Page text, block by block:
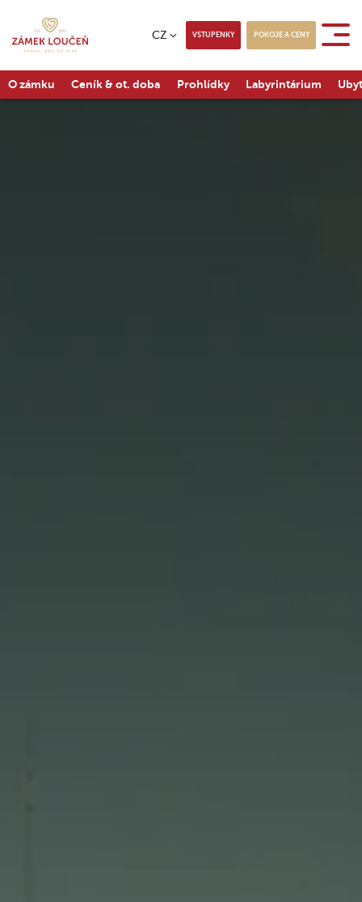
CZ VSTUPENKY POKOJE A CENY
O zámku Ceník & ot. doba Prohlídky Labyrintárium